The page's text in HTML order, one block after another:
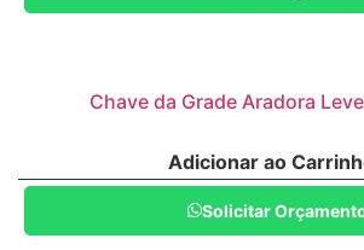
Chave da Grade Aradora
Adicionar ao
Solicitar